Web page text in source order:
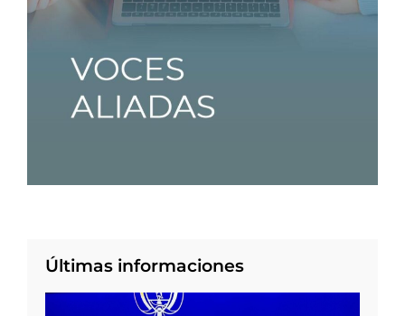
Últimas informaciones